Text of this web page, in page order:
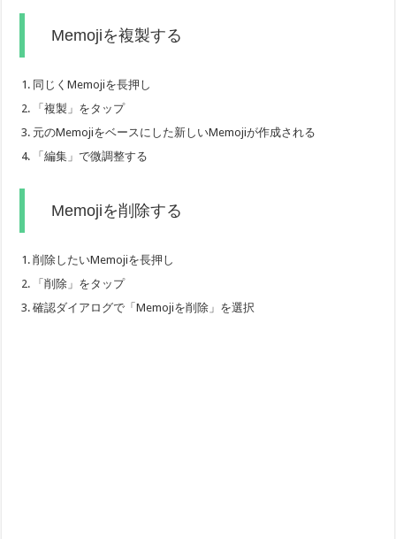
Memojiを複製する
同じくMemojiを長押し
「複製」をタップ
元のMemojiをベースにした新しいMemojiが作成される
「編集」で微調整する
Memojiを削除する
削除したいMemojiを長押し
「削除」をタップ
確認ダイアログで「Memojiを削除」を選択